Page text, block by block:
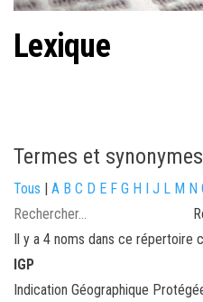
Lexique
Termes et synonymes
Tous | A B C D E F G H I J L M N
Il y a 4 noms dans ce répertoire
IGP
Indication Géographique